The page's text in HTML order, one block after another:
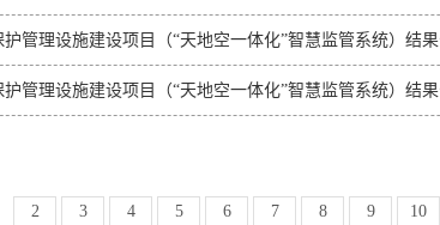
管理设施建设项目（“天地空一体化”智慧监管系统）结果
管理设施建设项目（“天地空一体化”智慧监管系统）结果
2 3 4 5 6 7 8 9 10